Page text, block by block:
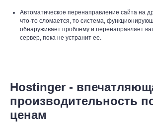
Автоматическое перенаправление сайта на
что-то сломается, то система,
обнаруживает проблему и перенаправляет
сервер, пока не устранит ее.
Hostinger -
производительность
ценам